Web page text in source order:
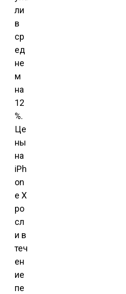
ли
в
ср
ед
не
м
на
12
%.
Це
ны
на
iPh
on
e X
ро
сл
и в
теч
ен
ие
пе